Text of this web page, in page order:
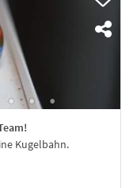
Kugelbahn.